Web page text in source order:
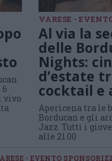
vivo
VARESE -
Al via la
delle
Nights:
d’estate
cocktail e
Apericena tra le
Borducan e gli
Jazz. Tutti i
alle 21.00
- EVENTO